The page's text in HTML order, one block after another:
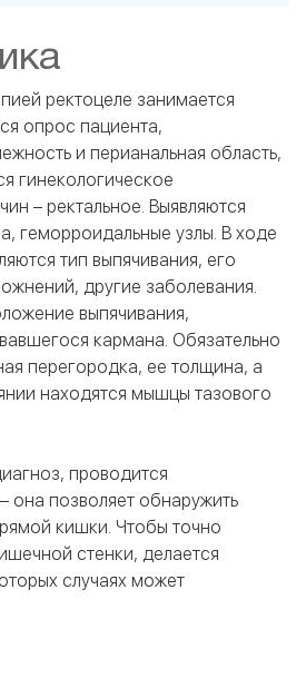
ректоцеле занимается
опрос пациента,
и перианальная область,
гинекологическое
– ректальное. Выявляются
геморроидальные узлы. В ходе
тип выпячивания, его
другие заболевания.
выпячивания,
кармана. Обязательно
перегородка, ее толщина, а
находятся мышцы тазового
проводится
она позволяет обнаружить
кишки. Чтобы точно
стенки, делается
случаях может